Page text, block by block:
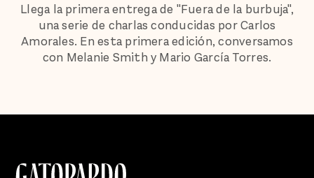
Llega la primera entrega de "Fuera de la burbuja",
una serie de charlas conducidas por Carlos
Amorales. En esta primera edición, conversamos
con Melanie Smith y Mario García Torres.